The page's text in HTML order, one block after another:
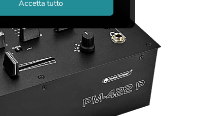
Accetta tutto